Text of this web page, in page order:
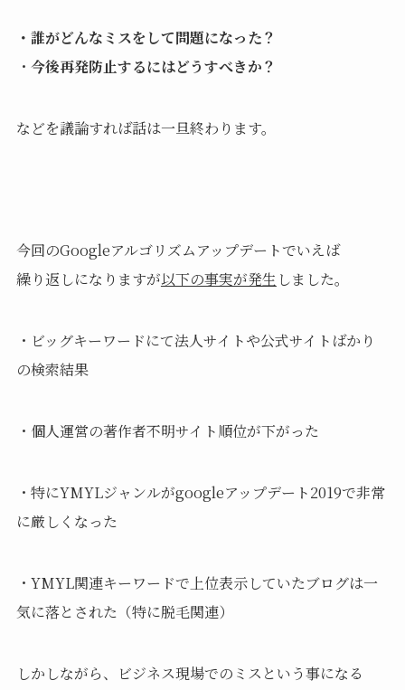
・誰がどんなミスをして問題になった？
・ 今後再発防止するにはどうすべきか？
などを議論すれば話は一旦終わります。
今回のGoogleアルゴリズムアップデートでいえば
繰り返しになりますが以下の事実が発生 しました。
・ビッグキーワードにて法人サイトや公式サイトばかり
の検索結果
・個人運営の著作者不明サイト順位が下がった
・特にYMYLジャンルがgoogleアップデート2019で非常
に厳しくなった
・YMYL関連キーワードで上位表示していたブログは一
気に落とされた（特に脱毛関連）
しかしながら、ビジネス現場でのミスという事になる